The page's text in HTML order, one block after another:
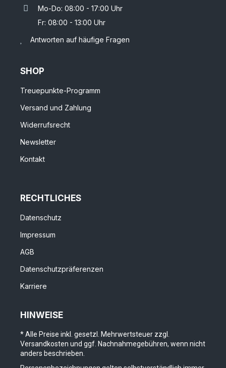
Mo-Do: 08:00 - 17:00 Uhr
Fr: 08:00 - 13:00 Uhr
Antworten auf häufige Fragen
SHOP
Treuepunkte-Programm
Versand und Zahlung
Widerrufsrecht
Newsletter
Kontakt
RECHTLICHES
Datenschutz
Impressum
AGB
Datenschutzpräferenzen
Karriere
HINWEISE
* Alle Preise inkl. gesetzl. Mehrwertsteuer zzgl.
Versandkosten und ggf. Nachnahmegebühren, wenn nicht
anders beschrieben.